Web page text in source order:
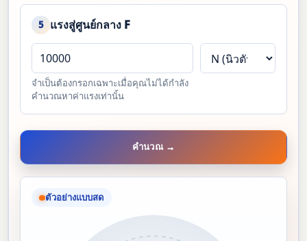
5 แรงสู่ศูนย์กลาง F
จำเป็นต้องกรอกเฉพาะเมื่อคุณไม่ได้กำลัง
คำนวณหาค่าแรงเท่านั้น
คำนวณ →
ตัวอย่างแบบสด